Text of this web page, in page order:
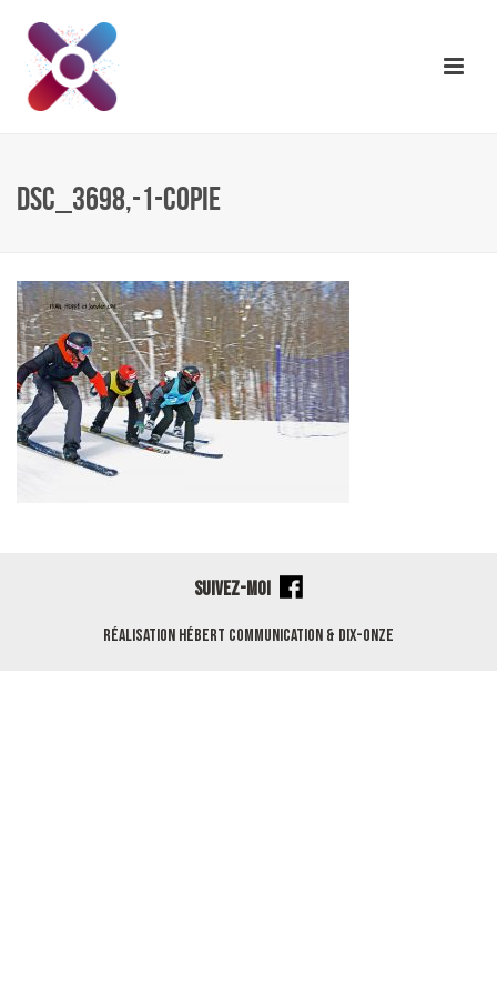
DSC_3698,-1-COPIE
SUIVEZ-MOI
Réalisation Hébert Communication & Dix-Onze